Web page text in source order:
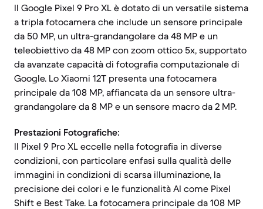
Il Google Pixel 9 Pro XL è dotato di un versatile sistema
a tripla fotocamera che include un sensore principale
da 50 MP, un ultra-grandangolare da 48 MP e un
teleobiettivo da 48 MP con zoom ottico 5x, supportato
da avanzate capacità di fotografia computazionale di
Google. Lo Xiaomi 12T presenta una fotocamera
principale da 108 MP, affiancata da un sensore ultra-
grandangolare da 8 MP e un sensore macro da 2 MP.
Prestazioni Fotografiche:
Il Pixel 9 Pro XL eccelle nella fotografia in diverse
condizioni, con particolare enfasi sulla qualità delle
immagini in condizioni di scarsa illuminazione, la
precisione dei colori e le funzionalità AI come Pixel
Shift e Best Take. La fotocamera principale da 108 MP